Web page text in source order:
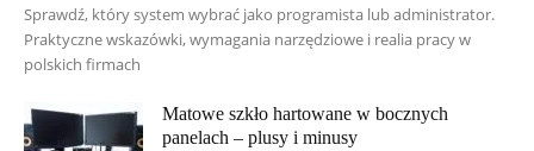
Sprawdź, który system wybrać jako programista lub administrator.
Praktyczne wskazówki, wymagania narzędziowe i realia pracy w
polskich firmach
Matowe szkło hartowane w bocznych
panelach – plusy i minusy